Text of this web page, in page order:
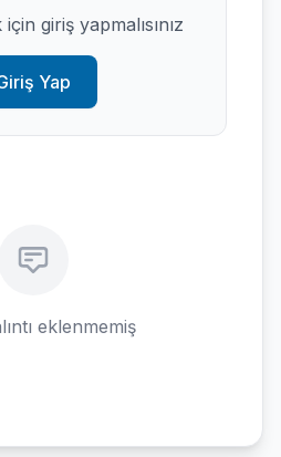
giriş yapmalısınız
Yap
eklenmemiş